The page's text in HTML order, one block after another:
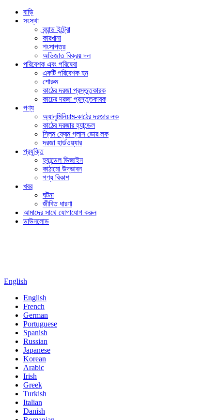
বাড়ি
সংস্থা
ব্র্যান্ড ইন্ট্রো
কারখানা
শংসাপত্র
অভিজাত বিক্রয় দল
পরিবেশক এবং পরিষেবা
একটি পরিবেশক হন
শোরুম
কাঠের দরজা প্রস্তুতকারক
কাচের দরজা প্রস্তুতকারক
পণ্য
অ্যালুমিনিয়াম-কাঠের দরজার লক
কাঠের দরজার হ্যান্ডেল
স্লিম ফ্রেম গ্লাস ডোর লক
দরজা হার্ডওয়্যার
প্রযুক্তি
হ্যান্ডেল ডিজাইন
কাঠামো উদ্ভাবন
পণ্য বিকাশ
খবর
ঘটনা
জীবিত ধারণা
আমাদের সাথে যোগাযোগ করুন
ডাউনলোড
English
English
French
German
Portuguese
Spanish
Russian
Japanese
Korean
Arabic
Irish
Greek
Turkish
Italian
Danish